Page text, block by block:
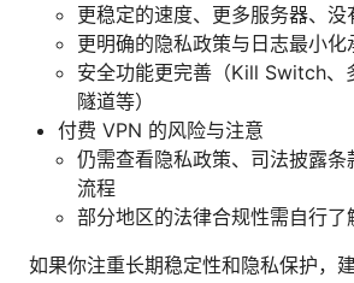
更稳定的速度、更多服务器、没
更明确的隐私政策与日志最小化
安全功能更完善（Kill Switch、
隧道等）
付费 VPN 的风险与注意
仍需查看隐私政策、司法披露
流程
部分地区的法律合规性需自行了
如果你注重长期稳定性和隐私保护，